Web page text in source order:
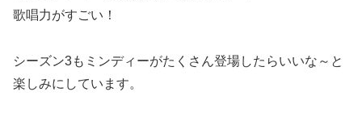
歌唱力がすごい！
シーズン3もミンディーがたくさん登場したらいいな～と
楽しみにしています。